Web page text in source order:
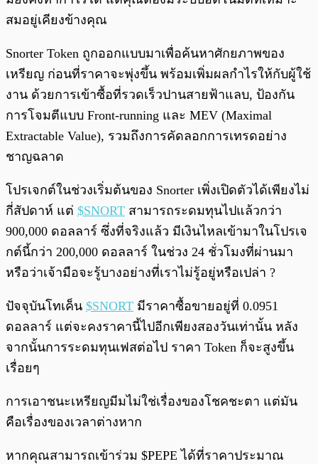
สมอยู่เคียงข้างคุณ
Snorter Token ถูกออกแบบมาเพื่อค้นหาศักยภาพของ
เหรียญ ก่อนที่ราคาจะพุ่งขึ้น พร้อมเพิ่มผลกำไรให้กับผู้ใช้
งาน ด้วยการเข้าซื้อที่รวดเร็วปานสายฟ้าแลบ, ป้องกัน
การโจมตีแบบ Front-running และ MEV (Maximal
Extractable Value), รวมถึงการคัดลอกการเทรดอย่าง
ชาญฉลาด
โปรเจกต์ในช่วงเริ่มต้นของ Snorter เพิ่งเปิดตัวได้เพียงไม่
กี่สัปดาห์ แต่ $SNORT สามารถระดมทุนไปแล้วกว่า
900,000 ดอลลาร์ ซึ่งที่จริงแล้ว มีเงินไหลเข้ามาในโปรเจ
กต์นี้กว่า 200,000 ดอลลาร์ ในช่วง 24 ชั่วโมงที่ผ่านมา
หรือว่าเจ้ามือจะรู้บางอย่างที่เราไม่รู้อยู่หรือเปล่า ?
ปัจจุบันโทเค็น $SNORT มีราคาซื้อขายอยู่ที่ 0.0951
ดอลลาร์ แต่จะคงราคานี้ไปอีกเพียงสองวันเท่านั้น หลัง
จากนั้นการระดมทุนเฟสต่อไป ราคา Token ก็จะสูงขึ้น
เรื่อยๆ
การเอาชนะเหรียญมีมไม่ใช่เรื่องของโชคชะตา แต่มัน
คือเรื่องของเวลาต่างหาก
หากคุณสามารถเข้าร่วม $PEPE ได้ที่ราคาประมาณ